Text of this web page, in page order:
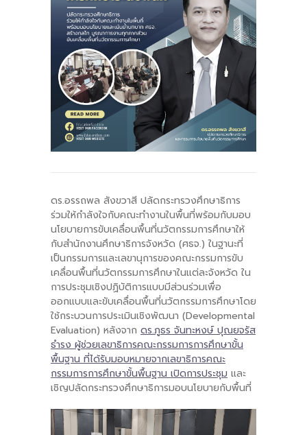
-- รายงานผล กขศ.สพท.
-- เอกสารเผยแพร่
เกี่ยวกับเรา
-- รู้จัก พื้นที่นวัตกรรมการศึกษา
-- คณะกรรมการนโยบายพื้นที่นวัตกรรมการศึกษา
ติดต่อเรา
ดร.อรรถพล สังขวาสี ปลัดกระทรวงศึกษาธิการ
ร่วมให้กำลังใจกับคณะทำงานในพื้นที่พร้อมกับมอบ
นโยบายการขับเคลื่อนพื้นที่นวัตกรรมการศึกษาให้
กับสำนักงานศึกษาธิการจังหวัด (ศธจ.) ในฐานะที่
เป็นกรรมการและเลขานุการของคณะกรรมการขับ
เคลื่อนพื้นที่นวัตกรรมการศึกษาในแต่ละจังหวัด ใน
การประชุมเชิงปฏิบัติการแบบมีส่วนร่วมเพื่อ
ออกแบบและขับเคลื่อนพื้นที่นวัตกรรมการศึกษาโดย
ใช้กระบวนการประเมินเชิงพัฒนา (Developmental
Evaluation) หลังจาก ดร.ภูธร จันทะหงษ์ ปุณยจรัส
ธำรง ผู้ช่วยเลขาธิการคณะกรรมการการศึกษาขั้น
พื้นฐาน ที่ได้รับมอบหมายจากเลขาธิการคณะ
กรรมการการศึกษาขั้นพื้นฐาน เปิดการประชุม และ
เชิญปลัดกระทรวงศึกษาธิการมอบนโยบายกับพื้นที่